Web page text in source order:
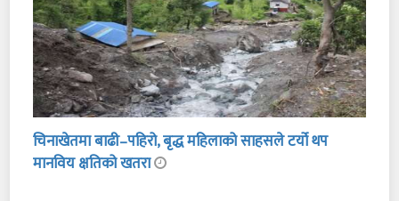
चिनाखेतमा बाढी–पहिरो, बृद्ध महिलाको साहसले टर्यो थप
मानविय क्षतिको खतरा